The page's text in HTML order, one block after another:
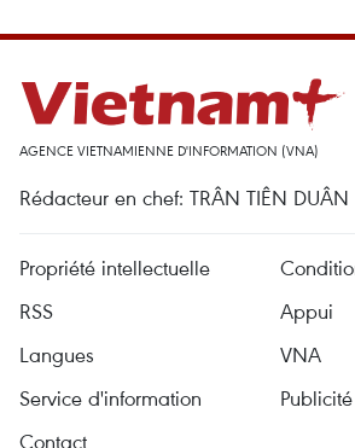
AGENCE VIETNAMIENNE D'INFORMATION (VNA)
Rédacteur en chef: TRÂN TIÊN DUÂN
Propriété intellectuelle
RSS
Appui
Langues
VNA
Service d'information
Publicité
Contact